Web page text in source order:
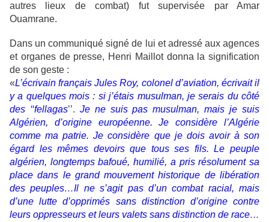
autres lieux de combat) fut supervisée par Amar
Ouamrane.
Dans un communiqué signé de lui et adressé aux agences
et organes de presse, Henri Maillot donna la signification
de son geste :
«L’écrivain français Jules Roy, colonel d’aviation, écrivait il
y a quelques mois : si j’étais musulman, je serais du côté
des ‘‘fellagas’’. Je ne suis pas musulman, mais je suis
Algérien, d’origine européenne. Je considère l’Algérie
comme ma patrie. Je considère que je dois avoir à son
égard les mêmes devoirs que tous ses fils. Le peuple
algérien, longtemps bafoué, humilié, a pris résolument sa
place dans le grand mouvement historique de libération
des peuples…Il ne s’agit pas d’un combat racial, mais
d’une lutte d’opprimés sans distinction d’origine contre
leurs oppresseurs et leurs valets sans distinction de race…